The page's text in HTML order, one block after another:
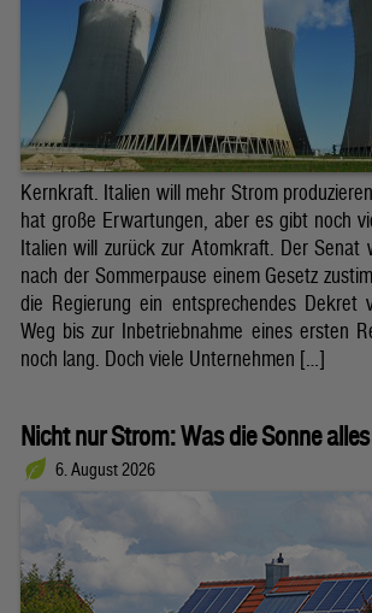
Kernkraft. Italien will mehr Strom
hat große Erwartungen, aber es gibt noch
Italien will zurück zur Atomkraft. Der Senat
nach der Sommerpause einem Gesetz
die Regierung ein entsprechendes Dekret
Weg bis zur Inbetriebnahme eines ersten
noch lang. Doch viele Unternehmen […]
Nicht nur Strom: Was die Sonne
6. August 2026